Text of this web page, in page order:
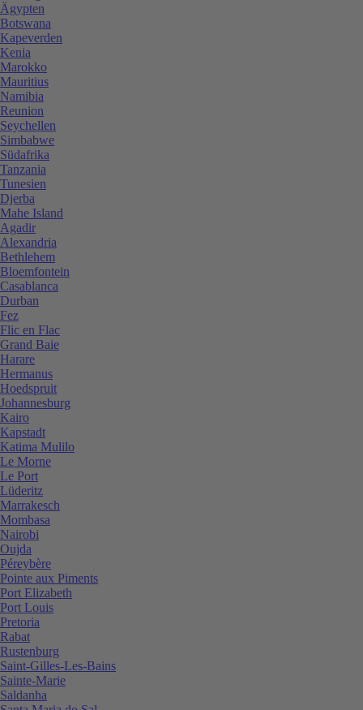
Ägypten
Botswana
Kapeverden
Kenia
Marokko
Mauritius
Namibia
Reunion
Seychellen
Simbabwe
Südafrika
Tanzania
Tunesien
Djerba
Mahe Island
Agadir
Alexandria
Bethlehem
Bloemfontein
Casablanca
Durban
Fez
Flic en Flac
Grand Baie
Harare
Hermanus
Hoedspruit
Johannesburg
Kairo
Kapstadt
Katima Mulilo
Le Morne
Le Port
Lüderitz
Marrakesch
Mombasa
Nairobi
Oujda
Péreybère
Pointe aux Piments
Port Elizabeth
Port Louis
Pretoria
Rabat
Rustenburg
Saint-Gilles-Les-Bains
Sainte-Marie
Saldanha